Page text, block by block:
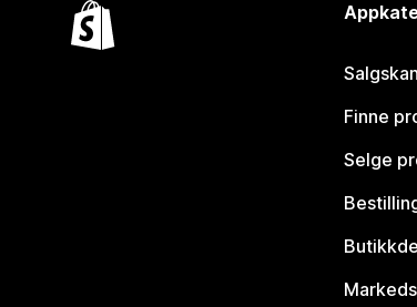
Finne
Selge